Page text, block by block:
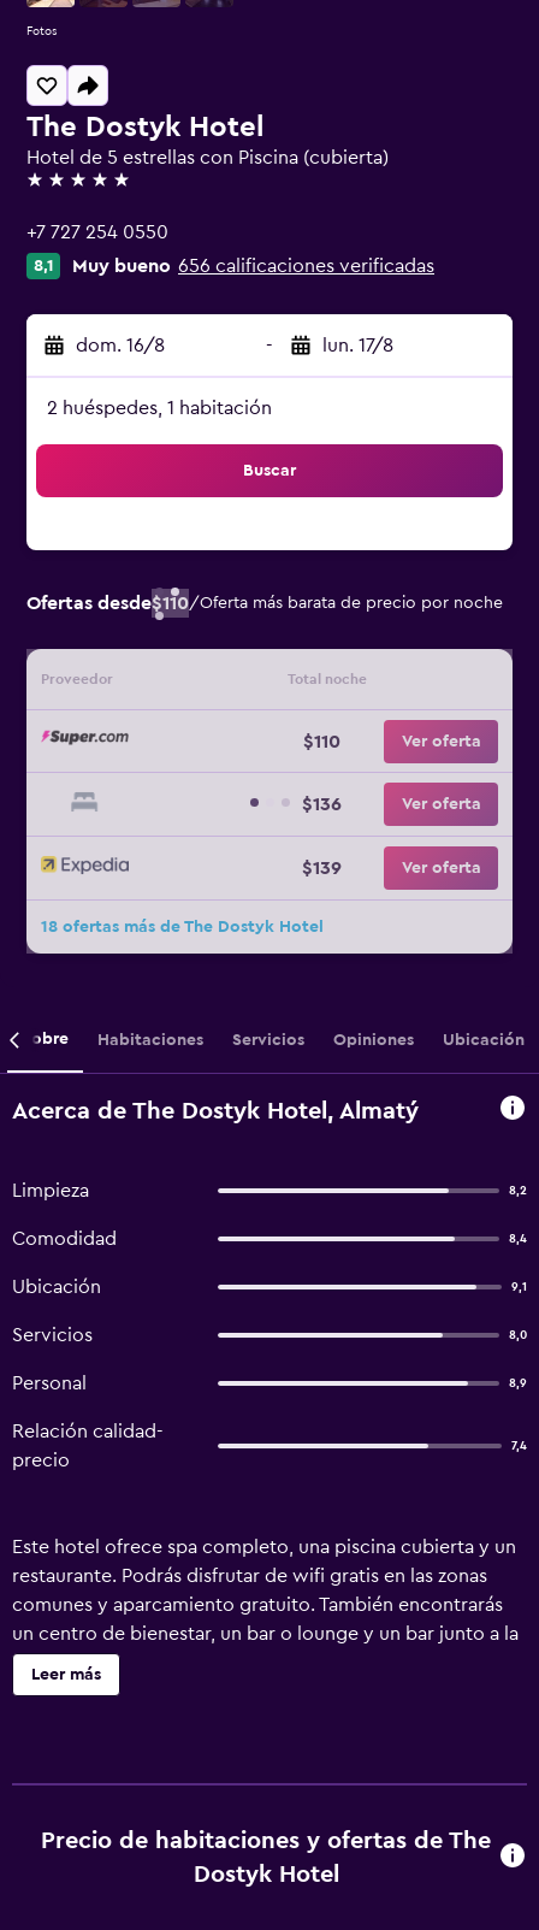
The Dostyk Hotel
Hotel de 5 estrellas con Piscina (cubierta)
5 estrellas
+7 727 254 0550
8,1 Muy bueno 656 calificaciones verificadas
dom. 16/8 - lun. 17/8
2 huéspedes, 1 habitación
Buscar
Ofertas desde$110/Oferta más barata de precio por noche
Proveedor Total noche
$110 Ver oferta
$136 Ver oferta
$139 Ver oferta
18 ofertas más de The Dostyk Hotel
Fotos
Sobre Habitaciones Servicios Opiniones Ubicación
Acerca de The Dostyk Hotel, Almatý
Limpieza 8,2
Comodidad 8,4
Ubicación 9,1
Servicios 8,0
Personal 8,9
Relación calidad-
precio
7,4
Este hotel ofrece spa completo, una piscina cubierta y un
restaurante. Podrás disfrutar de wifi gratis en las zonas
comunes y aparcamiento gratuito. También encontrarás
un centro de bienestar, un bar o lounge y un bar junto a la
piscina. The Dostyk Hotel ofrece 72 alojamientos con
minibar y caja fuerte. Estos alojamientos ofrecen una zona
higiene personal gratuitos. Este hotel en Almaty ofrece
acceso a Internet wifi gratis. Los servicios para las
Leer más
Precio de habitaciones y ofertas de The
Dostyk Hotel